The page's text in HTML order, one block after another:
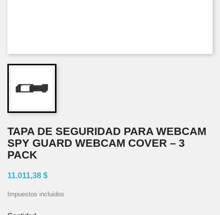
TAPA DE SEGURIDAD PARA WEBCAM
SPY GUARD WEBCAM COVER – 3
PACK
11.011,38 $
Impuestos incluidos